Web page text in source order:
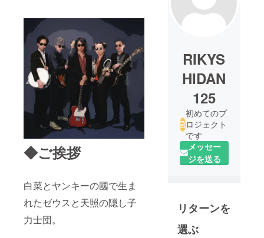
◆ご挨拶
白菜とヤンキーの國で生ま
れたゼウスと天照の隠し子
力士団。
RIKYS
HIDAN
125
初めてのプ
ロジェクト
です
メッセー
ジを送る
リターンを
選ぶ